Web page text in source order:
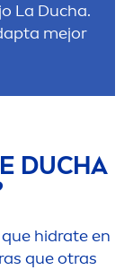
La Ducha.
mejor
DUCHA
hidrate en
que otras